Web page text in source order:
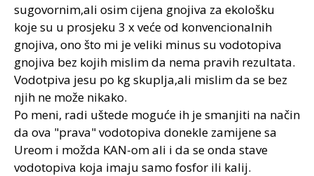
sugovornim,ali osim cijena gnojiva za ekološku
koje su u prosjeku 3 x veće od konvencionalnih
gnojiva, ono što mi je veliki minus su vodotopiva
gnojiva bez kojih mislim da nema pravih rezultata.
Vodotpiva jesu po kg skuplja,ali mislim da se bez
njih ne može nikako.
Po meni, radi uštede moguće ih je smanjiti na način
da ova "prava" vodotopiva donekle zamijene sa
Ureom i možda KAN-om ali i da se onda stave
vodotopiva koja imaju samo fosfor ili kalij.